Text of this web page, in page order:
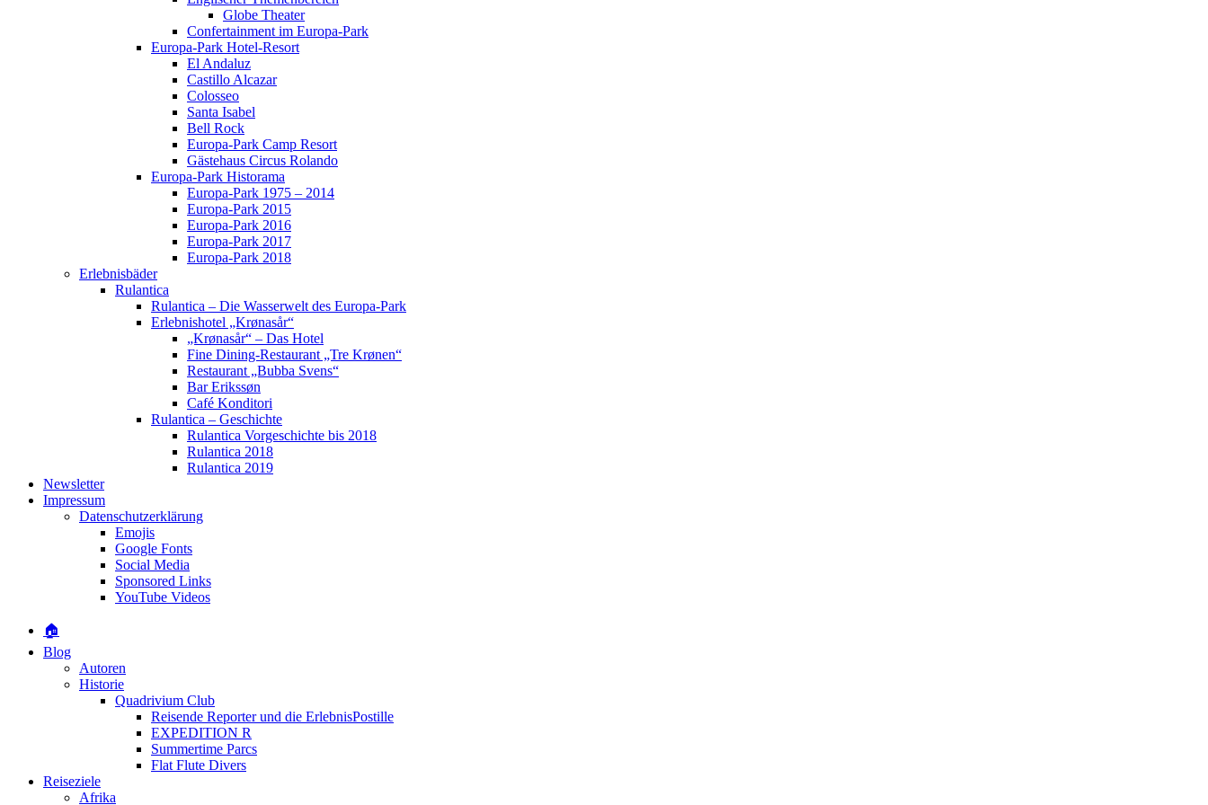
Globe Theater
Confertainment im Europa-Park
Europa-Park Hotel-Resort
El Andaluz
Castillo Alcazar
Colosseo
Santa Isabel
Bell Rock
Europa-Park Camp Resort
Gästehaus Circus Rolando
Europa-Park Historama
Europa-Park 1975 – 2014
Europa-Park 2015
Europa-Park 2016
Europa-Park 2017
Europa-Park 2018
Erlebnisbäder
Rulantica
Rulantica – Die Wasserwelt des Europa-Park
Erlebnishotel „Krønasår“
„Krønasår“ – Das Hotel
Fine Dining-Restaurant „Tre Krønen“
Restaurant „Bubba Svens“
Bar Erikssøn
Café Konditori
Rulantica – Geschichte
Rulantica Vorgeschichte bis 2018
Rulantica 2018
Rulantica 2019
Newsletter
Impressum
Datenschutzerklärung
Emojis
Google Fonts
Social Media
Sponsored Links
YouTube Videos
🏠
Blog
Autoren
Historie
Quadrivium Club
Reisende Reporter und die ErlebnisPostille
EXPEDITION R
Summertime Parcs
Flat Flute Divers
Reiseziele
Afrika